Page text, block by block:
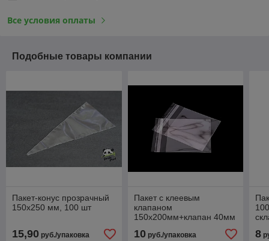
Все условия оплаты
Подобные товары компании
Пакет-конус прозрачный
150х250 мм, 100 шт
15,90 руб./упаковка
Пакет с клеевым
клапаном
150х200мм+клапан 40мм
10руб./упаковка 8